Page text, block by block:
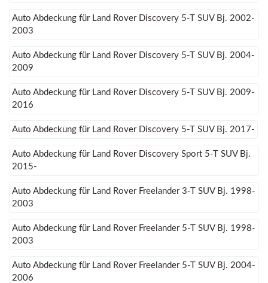
Auto Abdeckung für Land Rover Discovery 5-T SUV Bj. 2002-
2003
Auto Abdeckung für Land Rover Discovery 5-T SUV Bj. 2004-
2009
Auto Abdeckung für Land Rover Discovery 5-T SUV Bj. 2009-
2016
Auto Abdeckung für Land Rover Discovery 5-T SUV Bj. 2017-
Auto Abdeckung für Land Rover Discovery Sport 5-T SUV Bj.
2015-
Auto Abdeckung für Land Rover Freelander 3-T SUV Bj. 1998-
2003
Auto Abdeckung für Land Rover Freelander 5-T SUV Bj. 1998-
2003
Auto Abdeckung für Land Rover Freelander 5-T SUV Bj. 2004-
2006